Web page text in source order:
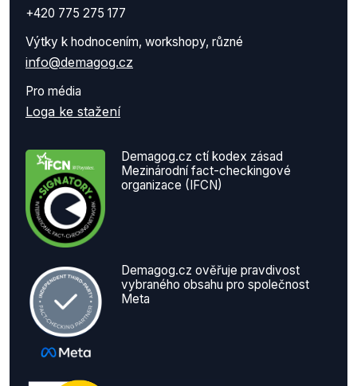
+420 775 275 177
Výtky k hodnocením, workshopy, různé
info@demagog.cz
Pro média
Loga ke stažení
Demagog.cz ctí kodex zásad
Mezinárodní fact-checkingové
organizace (IFCN)
Demagog.cz ověřuje pravdivost
vybraného obsahu pro společnost
Meta